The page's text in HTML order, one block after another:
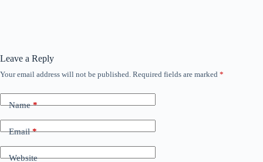
Leave a Reply
Your email address will not be published. Required fields are marked *
Name*
Email*
Website